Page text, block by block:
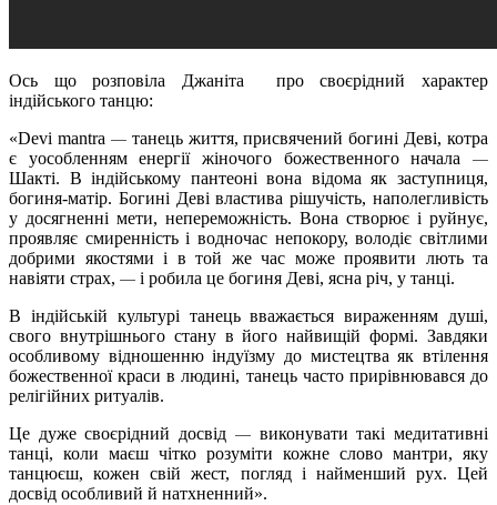
Ось що розповіла Джаніта про своєрідний характер
індійського танцю:
«Devi mantra —танець життя, присвячений богині Деві, котра
є уособленням енергії жіночого божественного начала —
Шакті. В індійському пантеоні вона відома як заступниця,
богиня-матір. Богині Деві властива рішучість, наполегливість
у досягненні мети, непереможність. Вона створює і руйнує,
проявляє смиренність і водночас непокору, володіє світлими
добрими якостями і в той же час може проявити лють та
навіяти страх, — і робила це богиня Деві, ясна річ, у танці.
В індійській культурі танець вважається вираженням душі,
свого внутрішнього стану в його найвищій формі. Завдяки
особливому відношенню індуїзму до мистецтва як втілення
божественної краси в людині, танець часто прирівнювався до
релігійних ритуалів.
Це дуже своєрідний досвід —виконувати такі медитативні
танці, коли маєш чітко розуміти кожне слово мантри, яку
танцюєш, кожен свій жест, погляд і найменший рух. Цей
досвід особливий й натхненний».